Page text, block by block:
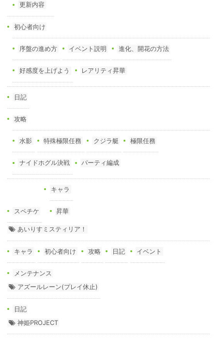
更新内容
初心者向け
序盤の進め方 イベント説明 進化、開花の方法
好感度を上げよう レアリティ昇華
日記
攻略
水影 特殊極限任務 クジラ艇 極限任務
ナイドホグル決戦 パーティ編成
スペチケ
キャラ
昇華
あいりすミスティリア！
キャラ 初心者向け 攻略 日記 イベント
メンテナンス
アズールレーン(プレイ休止)
日記
神姫PROJECT